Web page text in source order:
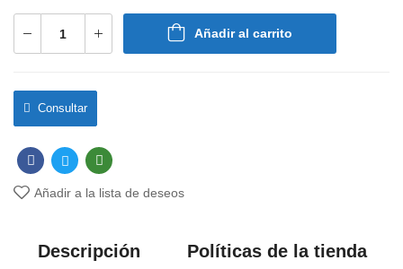
Añadir al carrito
Consultar
Añadir a la lista de deseos
Descripción
Políticas de la tienda